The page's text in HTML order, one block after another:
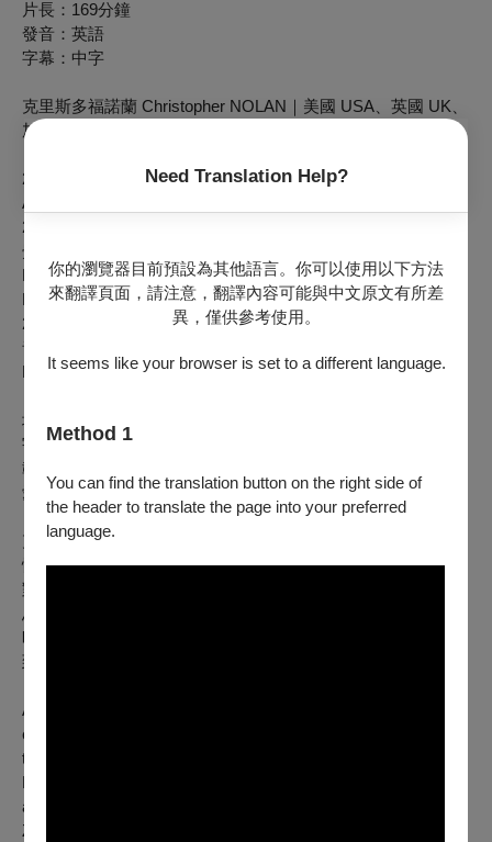
Need Translation Help?
你的瀏覽器目前預設為其他語言。你可以使用以下方法
來翻譯頁面，請注意，翻譯內容可能與中文原文有所差
異，僅供參考使用。
It seems like your browser is set to a different language.
Method 1
You can find the translation button on the right side of
the header to translate the page into your preferred
language.
片長：169分鐘
發音：英語
字幕：中字
克里斯多福諾蘭 Christopher NOLAN｜美國 USA、英國 UK、
加拿大 Canada｜2014｜DCP｜Color｜169min
2014 奧斯卡金像獎最佳視覺效果 Best Visual Effects,
Academy Awards
2015 美國土星獎最佳科幻電影、劇本、配樂、美術設計、視
覺特效、青年演員 Best Science Fiction Film, Best Writing,
Best Music, Best Production Design, Best Special Effects &
Best Performance by a Younger Actor, Saturn Awards
2014 美國電影音效剪輯師協會最佳音樂剪輯、電影音效與擬
音剪輯提名 Nominated for Best Sound Editing (Music in a
Feature Film & Sound Effects and Foley), Golden Reel Awards
地球環境惡化，萬物瀕臨滅亡，政府被迫投注最後資源，航向
宇宙邊際探尋新的家園。退役太空飛行員庫珀受命重操舊業，
載著一群頂尖科學家踏上跨越時空的未知旅程，為的不僅是摯
愛子女的未來，更是人類文明的存續。
克里斯多福諾蘭科幻鉅作，除了紮實的科學基礎和動人的父女
情深外，金獎音效師理查德金聯手配樂大師漢斯季默，捨棄讓
對白清晰可辨的傳統思維，轉而強調情感氛圍與沉浸體驗，構
思出以低音振動來詮釋「黑洞視界」等異度空間的跨感官、跨
時代混音手法。讓觀眾「用身體來聽」的前衛設計，絕對值得
到配備高規格環繞音響的大影格再感動一回。
As Earth's environment collapses and humanity faces
extinction, retired astronaut Cooper joins a space-time mission
to secure a future for his children and humanity. Christopher
Nolan's space epic blends solid science, profound emotions,
and innovative sound design by Richard King and Hans
Zimmer. Prioritizing atmosphere over clear dialogue, it uses